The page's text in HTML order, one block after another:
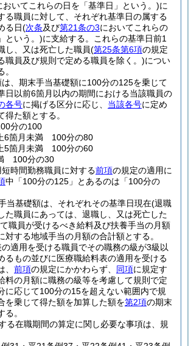
おいてこれらの日を「基準日」という。)に
る職員に対して、それぞれ基準日の属する
る日(次条及び第21条の3においてこれらの
という。)に支給する。
これらの基準日前1
し、又は死亡した職員(第25条第6項の規定
職員及び規則で定める職員を除く。)につい
、期末手当基礎額に100分の125を乗じて
日以前6箇月以内の期間における当該職員の
各号に掲げる区分に応じ、 当該各号に定め
得た額とする。
分の100
6箇月未満 100分の80
5箇月未満 100分の60
100分の30
時間勤務職員に対する前項の規定の適用に
中「100分の125」とあるのは「100分の
当基礎額は、それぞれその基準日現在(退職
た職員にあっては、退職し、又は死亡した
職員が受けるべき給料及び扶養手当の月額
対する地域手当の月額の合計額とする。
適用を受ける職員でその職務の級が3級以
るもの並びに医療職給料表の適用を受ける
前項の規定にかかわらず、 同項に規定す
料の月額に職務の級等を考慮して規則で定
に応じて100分の15を超えない範囲内で規
を乗じて得た額を加算した額を第2項の期末
。
る在職期間の算定に関し必要な事項は、規